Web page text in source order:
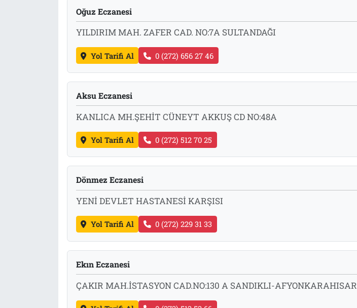
Oğuz Eczanesi
YILDIRIM MAH. ZAFER CAD. NO:7A SULTANDAĞI
Yol Tarifi Al 0 (272) 656 27 46
Aksu Eczanesi
KANLICA MH.ŞEHİT CÜNEYT AKKUŞ CD NO:48A
Yol Tarifi Al 0 (272) 512 70 25
Dönmez Eczanesi
YENİ DEVLET HASTANESİ KARŞISI
Yol Tarifi Al 0 (272) 229 31 33
Ekın Eczanesi
ÇAKIR MAH.İSTASYON CAD.NO:130 A SANDIKLI-AFYONKARAHISAR